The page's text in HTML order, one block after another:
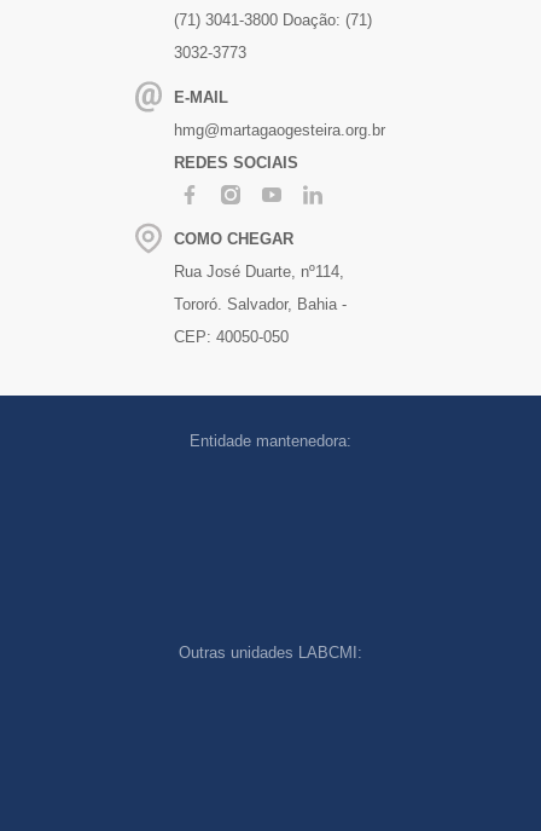
(71) 3041-3800 Doação: (71)
3032-3773
E-MAIL
hmg@martagaogesteira.org.br
REDES SOCIAIS
COMO CHEGAR
Rua José Duarte, nº114,
Tororó. Salvador, Bahia -
CEP: 40050-050
Entidade mantenedora:
Outras unidades LABCMI: